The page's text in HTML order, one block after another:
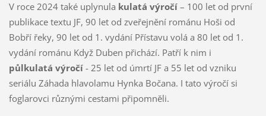
V roce 2024 také uplynula kulatá výročí – 100 let od první
publikace textu JF, 90 let od zveřejnění románu Hoši od
Bobří řeky, 90 let od 1. vydání Přístavu volá a 80 let od 1.
vydání románu Když Duben přichází. Patří k nim i
půlkulatá výročí- 25 let od úmrtí JF a 55 let od vzniku
seriálu Záhada hlavolamu Hynka Bočana. I tato výročí si
foglarovci různými cestami připomněli.